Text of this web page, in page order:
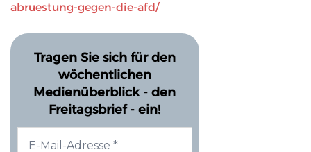
abruestung-gegen-die-afd/
Tragen Sie sich für den
wöchentlichen
Medienüberblick - den
Freitagsbrief - ein!